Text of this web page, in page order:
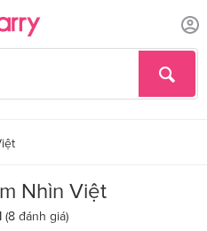
Nhìn Việt
(8 đánh giá)